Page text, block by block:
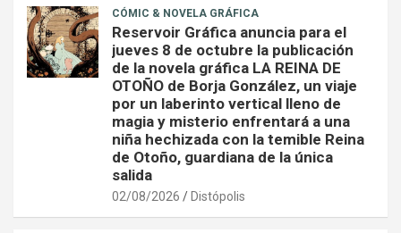
CÓMIC & NOVELA GRÁFICA
Reservoir Gráfica anuncia para el
jueves 8 de octubre la publicación
de la novela gráfica LA REINA DE
OTOÑO de Borja González, un viaje
por un laberinto vertical lleno de
magia y misterio enfrentará a una
niña hechizada con la temible Reina
de Otoño, guardiana de la única
salida
02/08/2026 Distópolis